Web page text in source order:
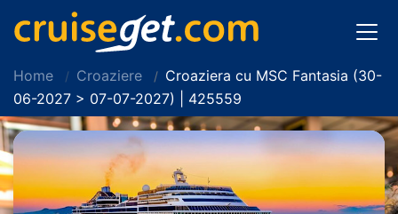
Home Croaziere
Croaziera cu MSC Fantasia (30-
06-2027 > 07-07-2027) | 425559